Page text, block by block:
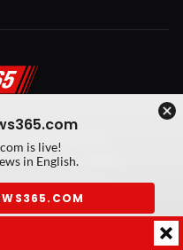
voorwaarden
by On Your Marks
Kansspeluitingen
is live!
in English.